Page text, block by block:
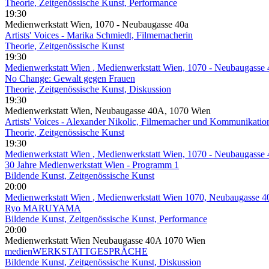
Theorie, Zeitgenössische Kunst, Performance
19:30
Medienwerkstatt Wien, 1070 - Neubaugasse 40a
Artists' Voices - Marika Schmiedt, Filmemacherin
Theorie, Zeitgenössische Kunst
19:30
Medienwerkstatt Wien , Medienwerkstatt Wien, 1070 - Neubaugasse
No Change: Gewalt gegen Frauen
Theorie, Zeitgenössische Kunst, Diskussion
19:30
Medienwerkstatt Wien, Neubaugasse 40A, 1070 Wien
Artists' Voices - Alexander Nikolic, Filmemacher und
Theorie, Zeitgenössische Kunst
19:30
Medienwerkstatt Wien , Medienwerkstatt Wien, 1070 - Neubaugasse
30 Jahre Medienwerkstatt Wien - Programm 1
Bildende Kunst, Zeitgenössische Kunst
20:00
Medienwerkstatt Wien , Medienwerkstatt Wien 1070, Neubaugasse
Ryo MARUYAMA
Bildende Kunst, Zeitgenössische Kunst, Performance
20:00
Medienwerkstatt Wien Neubaugasse 40A 1070 Wien
medienWERKSTATTGESPRÄCHE
Bildende Kunst, Zeitgenössische Kunst, Diskussion